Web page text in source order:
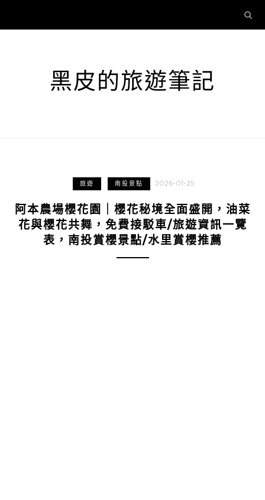
黑皮的旅遊筆記
旅遊 南投景點 2026-01-25
阿本農場櫻花園｜櫻花秘境全面盛開，油菜
花與櫻花共舞，免費接駁車/旅遊資訊一覽
表，南投賞櫻景點/水里賞櫻推薦